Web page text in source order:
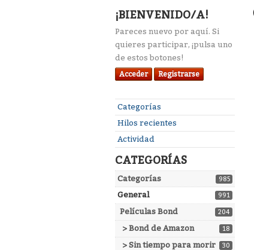
¡BIENVENIDO/A!
Pareces nuevo por aquí. Si
quieres participar, ¡pulsa uno
de estos botones!
Acceder Registrarse
Enlaces
rápidos
Categorías
Hilos recientes
Actividad
CATEGORÍAS
985
Categorías
991
General
204
Películas Bond
18
> Bond de Amazon
30
> Sin tiempo para morir